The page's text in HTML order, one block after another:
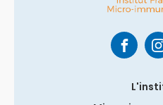
Nos
Nos actions
Comprendre le